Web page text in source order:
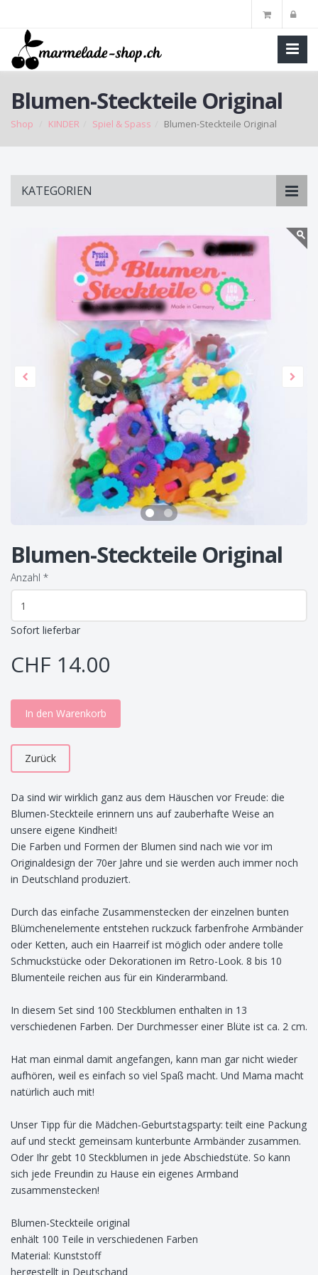
Blumen-Steckteile Original
Shop KINDER Spiel & Spass Blumen-Steckteile Original
KATEGORIEN
Blumen-Steckteile Original
Anzahl *
Sofort lieferbar
CHF 14.00
In den Warenkorb
Zurück
Da sind wir wirklich ganz aus dem Häuschen vor Freude: die
Blumen-Steckteile erinnern uns auf zauberhafte Weise an
unsere eigene Kindheit!
Die Farben und Formen der Blumen sind nach wie vor im
Originaldesign der 70er Jahre und sie werden auch immer noch
in Deutschland produziert.
Durch das einfache Zusammenstecken der einzelnen bunten
Blümchenelemente entstehen ruckzuck farbenfrohe Armbänder
oder Ketten, auch ein Haarreif ist möglich oder andere tolle
Schmuckstücke oder Dekorationen im Retro-Look. 8 bis 10
Blumenteile reichen aus für ein Kinderarmband.
In diesem Set sind 100 Steckblumen enthalten in 13
verschiedenen Farben. Der Durchmesser einer Blüte ist ca. 2 cm.
Hat man einmal damit angefangen, kann man gar nicht wieder
aufhören, weil es einfach so viel Spaß macht. Und Mama macht
natürlich auch mit!
Unser Tipp für die Mädchen-Geburtstagsparty: teilt eine Packung
auf und steckt gemeinsam kunterbunte Armbänder zusammen.
Oder Ihr gebt 10 Steckblumen in jede Abschiedstüte. So kann
sich jede Freundin zu Hause ein eigenes Armband
zusammenstecken!
Blumen-Steckteile original
enhält 100 Teile in verschiedenen Farben
Material: Kunststoff
hergestellt in Deutschand